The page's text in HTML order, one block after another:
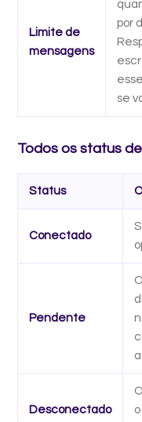
Limite de
mensagens
por
se
Todos os status
Status
Conectado
Pendente
Desconectado